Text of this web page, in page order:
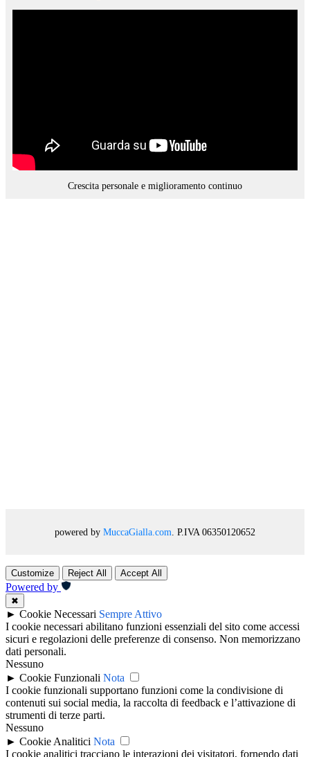
Crescita personale e miglioramento continuo
powered by MuccaGialla.com . P.IVA 06350120652
Customize Reject All Accept All
Powered by
✖
► Cookie Necessari Sempre Attivo
I cookie necessari abilitano funzioni essenziali del sito come accessi
sicuri e regolazioni delle preferenze di consenso. Non memorizzano
dati personali.
Nessuno
► Cookie Funzionali Nota
I cookie funzionali supportano funzioni come la condivisione di
contenuti sui social media, la raccolta di feedback e l’attivazione di
strumenti di terze parti.
Nessuno
► Cookie Analitici Nota
I cookie analitici tracciano le interazioni dei visitatori, fornendo dati